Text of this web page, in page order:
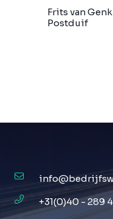
Frits van Genk
Postduif
+31(0)40 - 289